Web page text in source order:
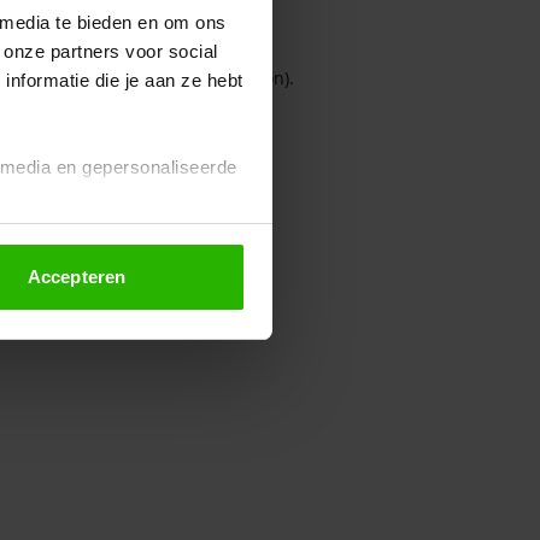
te bieden en om ons
partners voor social
die je aan ze hebt
en gepersonaliseerde
altijd wijzigen of
Accepteren
console for more information).